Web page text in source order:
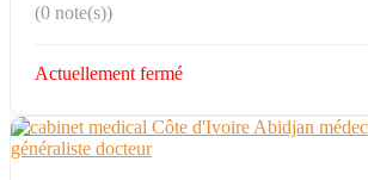
(0 note(s))
Actuellement fermé